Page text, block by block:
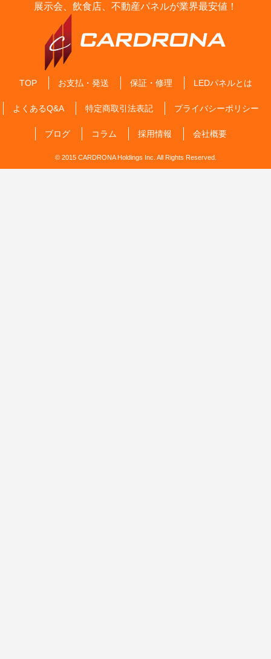
展示会、飲食店、不動産パネルが業界最安値！
TOP お支払・発送 保証・修理 LEDパネルとは
よくあるQ&A 特定商取引法表記 プライバシーポリシー
ブログ コラム 採用情報 会社概要
© 2015 CARDRONA Holdings Inc. All Rights Reserved.